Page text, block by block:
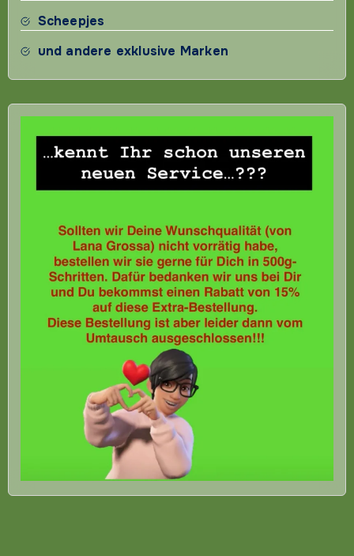
Scheepjes
und andere exklusive Marken